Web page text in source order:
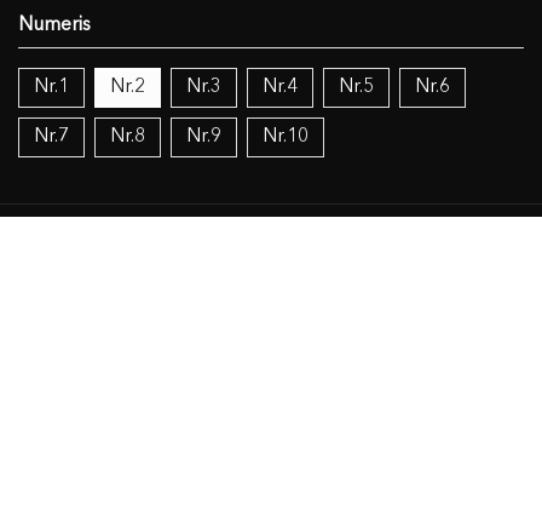
Nr.1 Nr.2 Nr.3 Nr.4 Nr.5 Nr.6
Nr.7 Nr.8 Nr.9 Nr.10